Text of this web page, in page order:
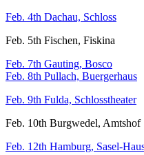
Feb. 4th Dachau, Schloss
Feb. 5th Fischen, Fiskina
Feb. 7th Gauting, Bosco
Feb. 8th Pullach, Buergerhaus
Feb. 9th Fulda, Schlosstheater
Feb. 10th Burgwedel, Amtshof
Feb. 12th Hamburg, Sasel-